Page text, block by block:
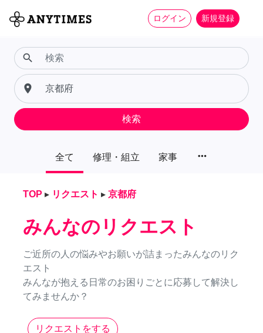
ログイン 新規登録
全て 修理・組立 家事 more_horiz
search
place
検索
TOP ▸ リクエスト ▸ 京都府
みんなのリクエスト
ご近所の人の悩みやお願いが詰まったみんなのリク
エスト
みんなが抱える日常のお困りごとに応募して解決し
てみませんか？
リクエストをする